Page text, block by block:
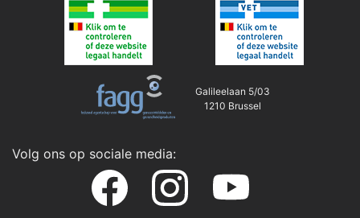
Galileelaan 5/03
1210 Brussel
Volg ons op sociale media: